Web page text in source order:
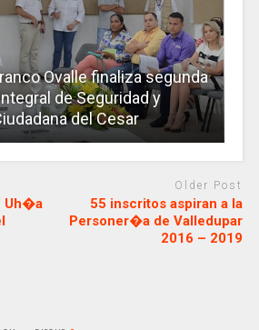
Ovalle finaliza segunda
de Seguridad y
del Cesar
Uh�a
Older Post
55 inscritos aspiran a la
Personer�a de Valledupar
2016 – 2019